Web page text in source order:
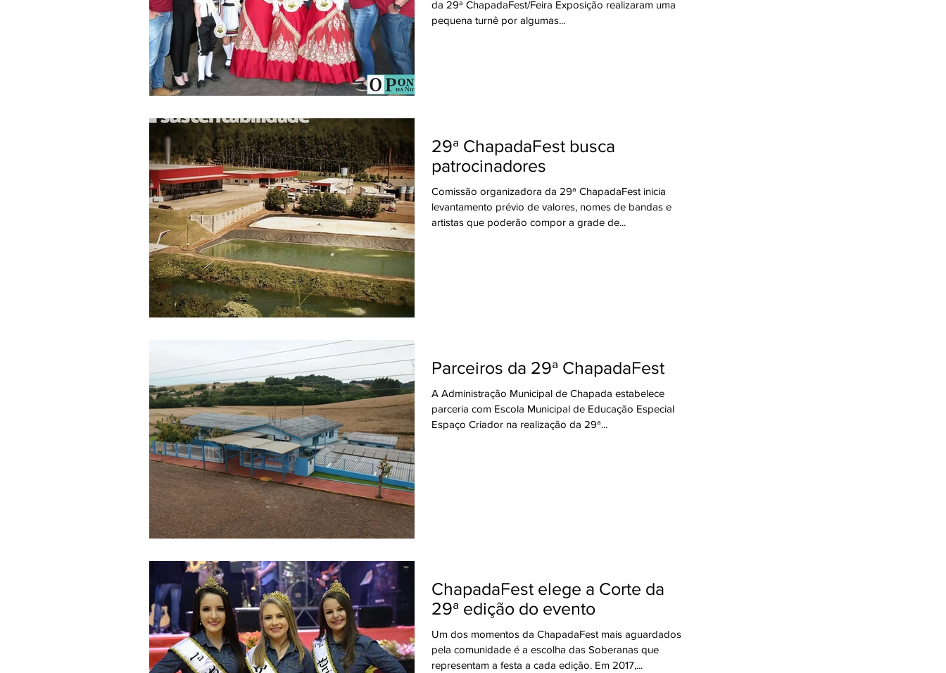
da 29ª ChapadaFest/Feira Exposição realizaram uma
pequena turnê por algumas...
29ª ChapadaFest busca
patrocinadores
Comissão organizadora da 29ª ChapadaFest inicia
levantamento prévio de valores, nomes de bandas e
artistas que poderão compor a grade de...
Parceiros da 29ª ChapadaFest
A Administração Municipal de Chapada estabelece
parceria com Escola Municipal de Educação Especial
Espaço Criador na realização da 29ª...
ChapadaFest elege a Corte da
29ª edição do evento
Um dos momentos da ChapadaFest mais aguardados
pela comunidade é a escolha das Soberanas que
representam a festa a cada edição. Em 2017,...